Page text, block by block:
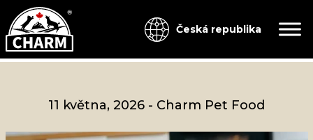
Česká republika
11 května, 2026 - Charm Pet Food